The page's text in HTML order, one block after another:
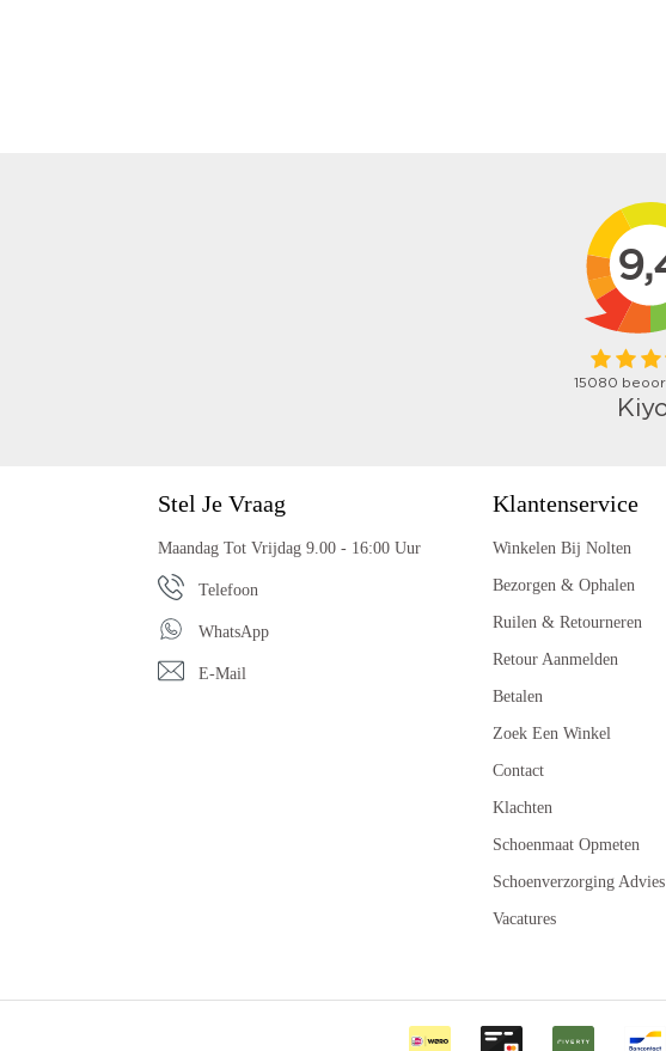
Stel Je Vraag
Maandag Tot Vrijdag 9.00 - 16:00 Uur
Telefoon
WhatsApp
E-Mail
Klantenservice
Winkelen Bij Nolten
Bezorgen & Ophalen
Ruilen & Retourneren
Retour Aanmelden
Betalen
Zoek Een Winkel
Contact
Klachten
Schoenmaat Opmeten
Schoenverzorging Advies
Vacatures